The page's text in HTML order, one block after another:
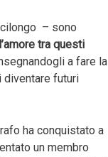
– sono
tra questi
a fare la
diventare futuri
ha conquistato a
un membro